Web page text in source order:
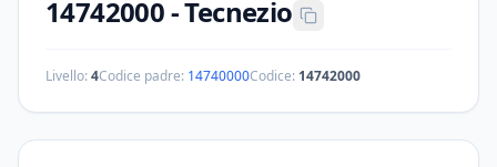
14742000-Tecnezio
Livello:4Codice padre: 14740000Codice: 14742000